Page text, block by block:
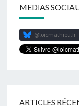
MEDIAS
@loicmathieu.fr
ARTICLES